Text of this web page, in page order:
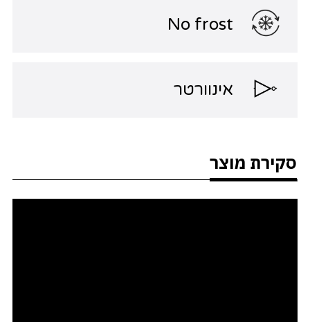
No frost
אינוורטר
סקירת מוצר